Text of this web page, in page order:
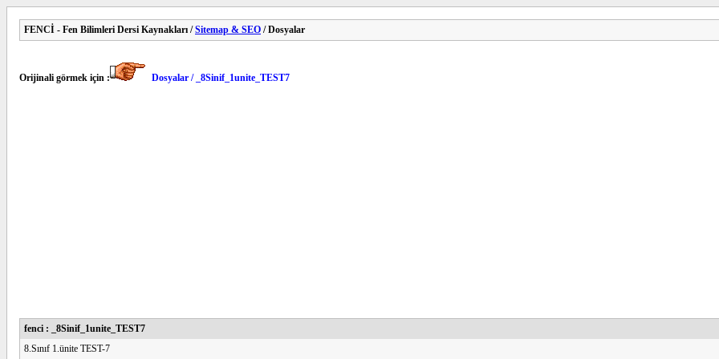
FENCİ - Fen Bilimleri Dersi Kaynakları /Sitemap & SEO / Dosyalar
Orijinali görmek için : Dosyalar / _8Sinif_1unite_TEST7
fenci : _8Sinif_1unite_TEST7
8.Sınıf 1.ünite TEST-7